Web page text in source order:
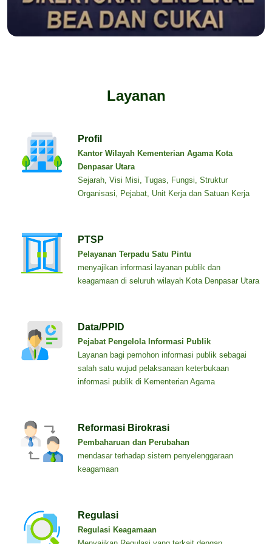
Layanan
Profil
Kantor Wilayah Kementerian Agama Kota
Denpasar Utara
Sejarah, Visi Misi, Tugas, Fungsi, Struktur
Organisasi, Pejabat, Unit Kerja dan Satuan Kerja
PTSP
Pelayanan Terpadu Satu Pintu
menyajikan informasi layanan publik dan
keagamaan di seluruh wilayah Kota Denpasar Utara
Data/PPID
Pejabat Pengelola Informasi Publik
Layanan bagi pemohon informasi publik sebagai
salah satu wujud pelaksanaan keterbukaan
informasi publik di Kementerian Agama
Reformasi Birokrasi
Pembaharuan dan Perubahan
mendasar terhadap sistem penyelenggaraan
keagamaan
Regulasi
Regulasi Keagamaan